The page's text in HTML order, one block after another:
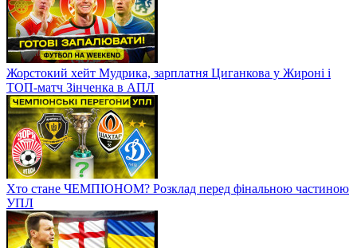
Жорстокий хейт Мудрика, зарплатня Циганкова у Жироні і
ТОП-матч Зінченка в АПЛ
Хто стане ЧЕМПІОНОМ? Розклад перед фінальною частиною
УПЛ